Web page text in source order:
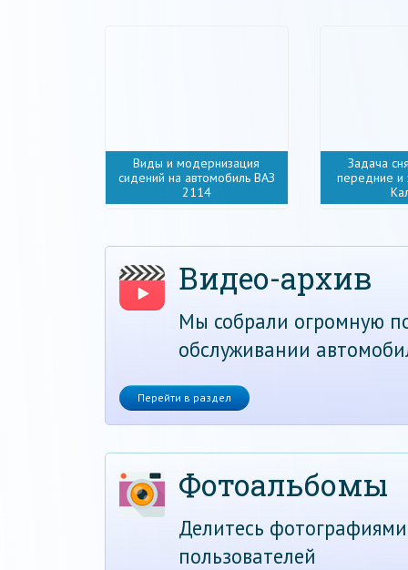
Виды и модернизация
сидений на автомобиль ВАЗ
2114
Задача
передние и
Видео-архив
Мы собрали огромную
обслуживании
Перейти в раздел
Фотоальбомы
Делитесь
пользователей